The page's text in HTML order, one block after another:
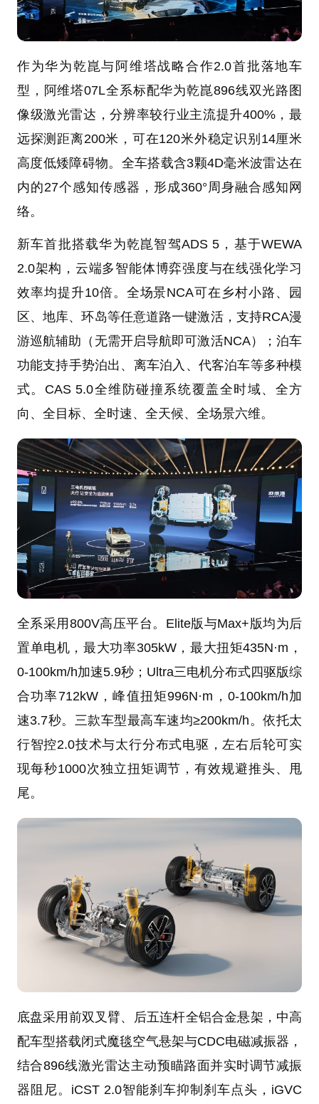
作为华为乾崑与阿维塔战略合作2.0首批落地车
型，阿维塔07L全系标配华为乾崑896线双光路图
像级激光雷达，分辨率较行业主流提升400%，最
远探测距离200米，可在120米外稳定识别14厘米
高度低矮障碍物。全车搭载含3颗4D毫米波雷达在
内的27个感知传感器，形成360°周身融合感知网
络。
新车首批搭载华为乾崑智驾ADS 5，基于WEWA
2.0架构，云端多智能体博弈强度与在线强化学习
效率均提升10倍。全场景NCA可在乡村小路、园
区、地库、环岛等任意道路一键激活，支持RCA漫
游巡航辅助（无需开启导航即可激活NCA）；泊车
功能支持手势泊出、离车泊入、代客泊车等多种模
式。CAS 5.0全维防碰撞系统覆盖全时域、全方
向、全目标、全时速、全天候、全场景六维。
全系采用800V高压平台。Elite版与Max+版均为后
置单电机，最大功率305kW，最大扭矩435N·m，
0-100km/h加速5.9秒；Ultra三电机分布式四驱版综
合功率712kW，峰值扭矩996N·m，0-100km/h加
速3.7秒。三款车型最高车速均≥200km/h。依托太
行智控2.0技术与太行分布式电驱，左右后轮可实
现每秒1000次独立扭矩调节，有效规避推头、甩
尾。
底盘采用前双叉臂、后五连杆全铝合金悬架，中高
配车型搭载闭式魔毯空气悬架与CDC电磁减振器，
结合896线激光雷达主动预瞄路面并实时调节减振
器阻尼。iCST 2.0智能刹车抑制刹车点头，iGVC